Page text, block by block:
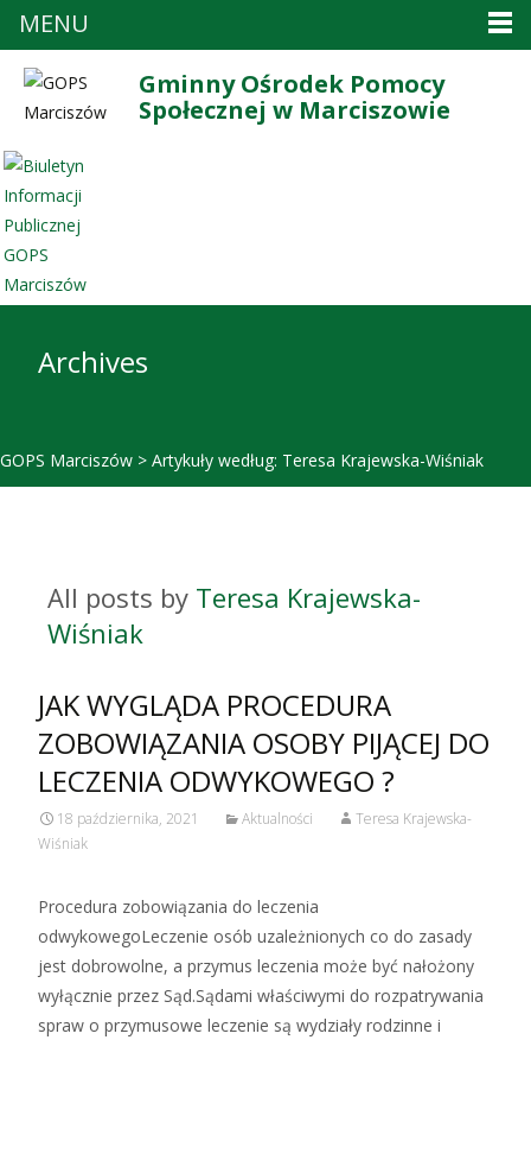
Gminny Ośrodek Pomocy
Społecznej w Marciszowie
Archives
GOPS Marciszów > Artykuły według: Teresa Krajewska-Wiśniak
All posts by Teresa Krajewska-
Wiśniak
JAK WYGLĄDA PROCEDURA
ZOBOWIĄZANIA OSOBY PIJĄCEJ DO
LECZENIA ODWYKOWEGO ?
18 października, 2021 Aktualności
Teresa Krajewska-
Wiśniak
Procedura zobowiązania do leczenia
odwykowegoLeczenie osób uzależnionych co do zasady
jest dobrowolne, a przymus leczenia może być nałożony
wyłącznie przez Sąd.Sądami właściwymi do rozpatrywania
spraw o przymusowe leczenie są wydziały rodzinne i
MENU